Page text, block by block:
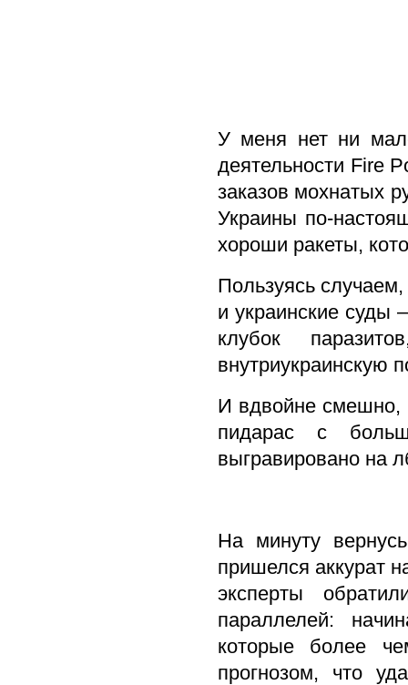
У меня нет ни
деятельности Fire
заказов мохнатых
Украины по-
хороши ракеты,
Пользуясь
и украинские суды
клубок
внутриукраинскую
И вдвойне смешно,
пидарас с
выгравировано на
На минуту
пришелся аккурат
эксперты
параллелей:
которые более
прогнозом, что